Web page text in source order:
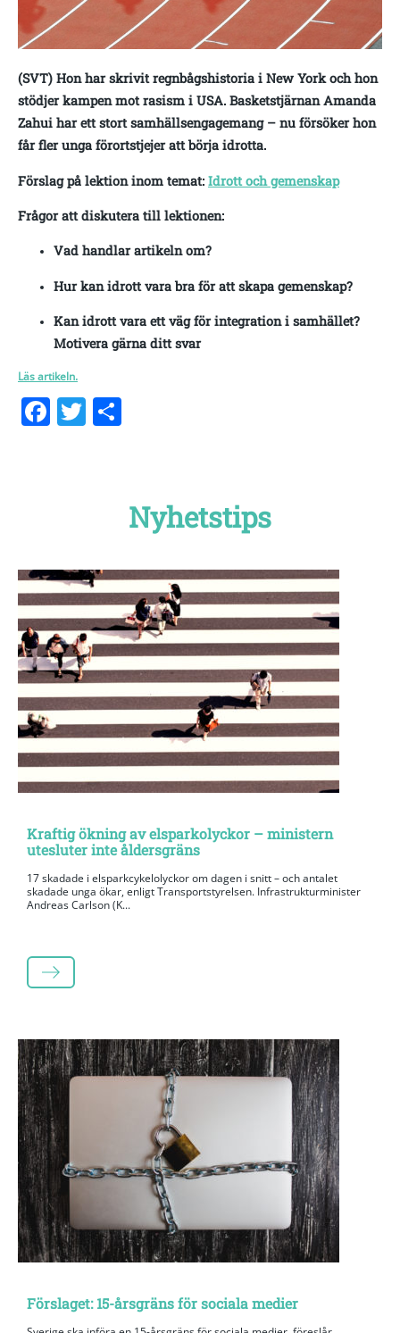
(SVT) Hon har skrivit regnbågshistoria i New York och hon
stödjer kampen mot rasism i USA. Basketstjärnan Amanda
Zahui har ett stort samhällsengagemang – nu försöker hon
får fler unga förortstjejer att börja idrotta.
Förslag på lektion inom temat: Idrott och gemenskap
Frågor att diskutera till lektionen:
Vad handlar artikeln om?
Hur kan idrott vara bra för att skapa gemenskap?
Kan idrott vara ett väg för integration i samhället?
Motivera gärna ditt svar
Läs artikeln.
Facebook
Twitter
Nyhetstips
Kraftig ökning av elsparkolyckor – ministern
utesluter inte åldersgräns
17 skadade i elsparkcykelolyckor om dagen i snitt – och antalet
skadade unga ökar, enligt Transportstyrelsen. Infrastrukturminister
Andreas Carlson (K...
LÄS MER
Förslaget: 15-årsgräns för sociala medier